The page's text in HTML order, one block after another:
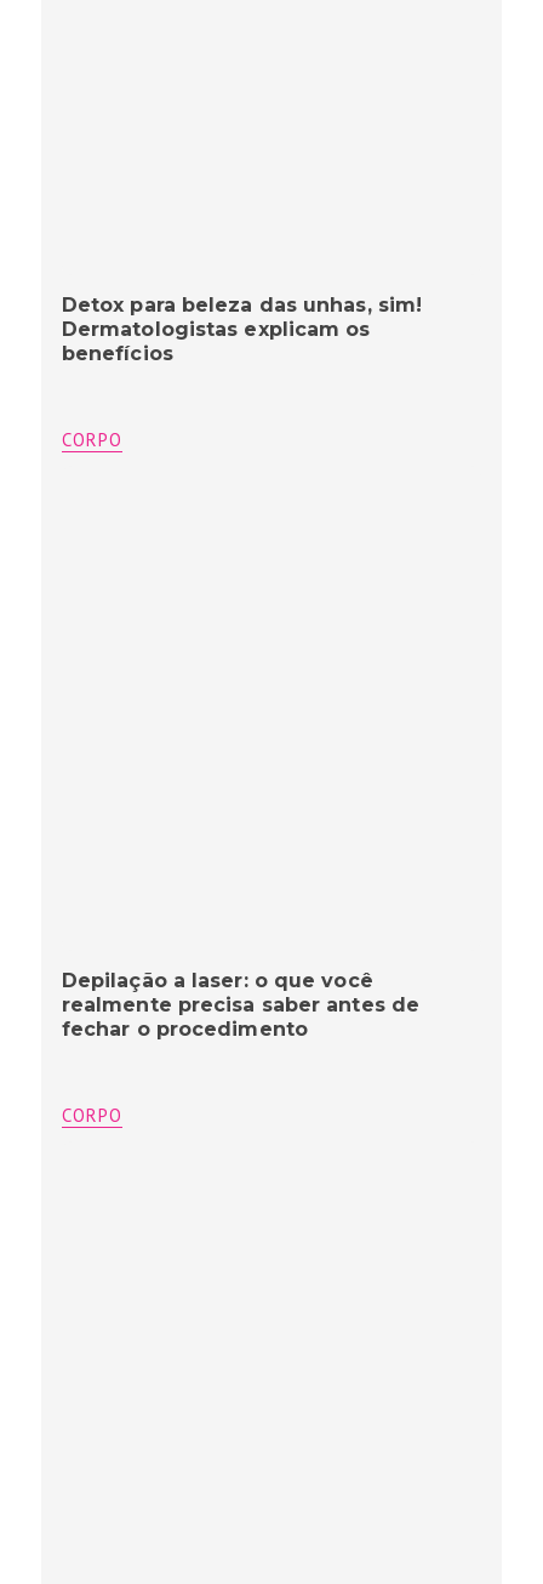
Detox para beleza das unhas, sim!
Dermatologistas explicam os
benefícios
CORPO
Depilação a laser: o que você
realmente precisa saber antes de
fechar o procedimento
CORPO